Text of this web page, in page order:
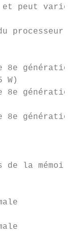
peut varier
processeur
8e génération
W)
génération
génération
la mémoire